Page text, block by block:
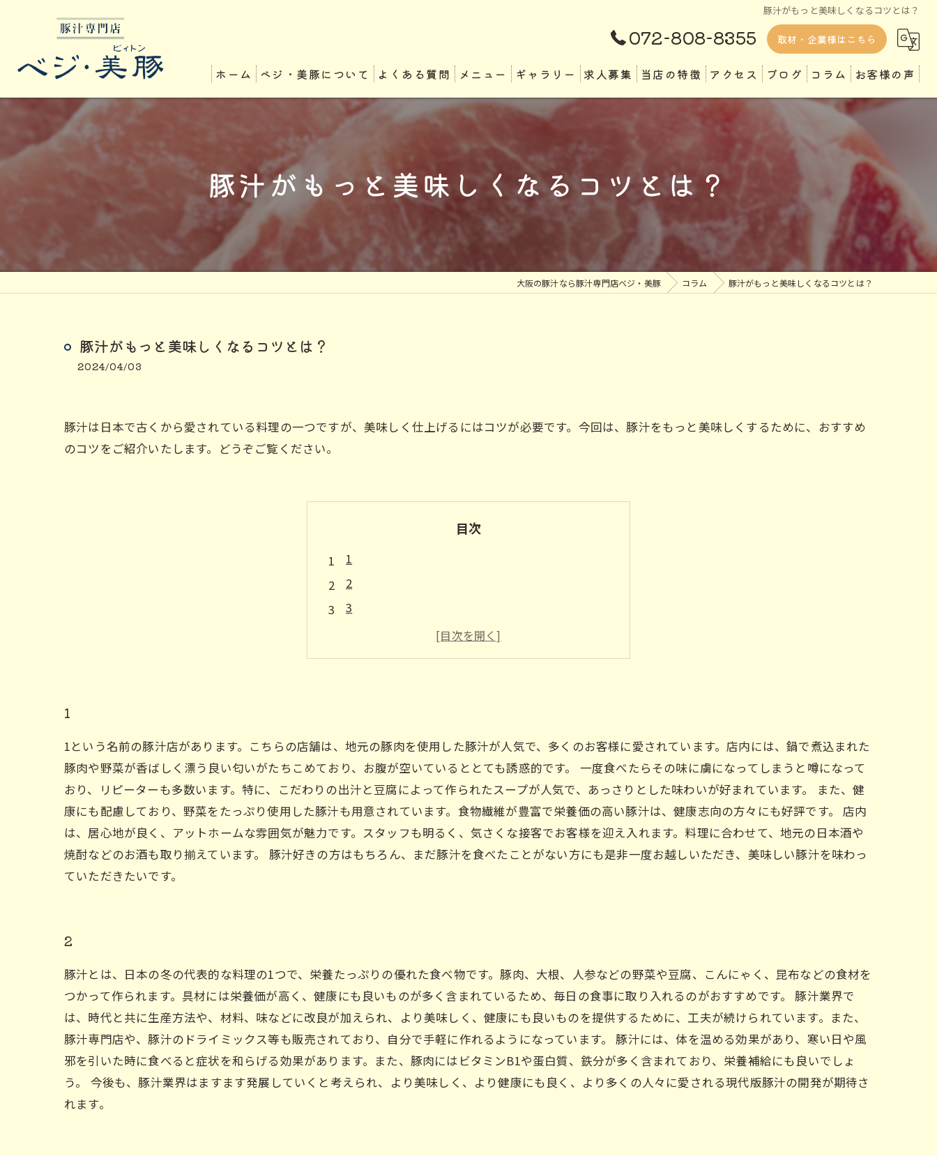
豚汁がもっと美味しくなるコツとは？
072-808-8355 取材・企業様はこちら
ホーム ベジ・美豚について よくある質問 メニュー ギャラリー 求人募集 当店の特徴
テイクアウト
専門店
定食
アクセス ブログ コラム お客様の声
豚汁がもっと美味しくなるコツとは？
大阪の豚汁なら豚汁専門店ベジ・美豚 コラム 豚汁がもっと美味しくなるコツとは？
豚汁がもっと美味しくなるコツとは？
2024/04/03
豚汁は日本で古くから愛されている料理の一つですが、美味しく仕上げるにはコツが必要です。今回は、豚汁をもっと美味しくするために、おすすめ
のコツをご紹介いたします。どうぞご覧ください。
目次
1
2
3
5
1
1という名前の豚汁店があります。こちらの店舗は、地元の豚肉を使用した豚汁が人気で、多くのお客様に愛されています。店内には、鍋で煮込まれた
豚肉や野菜が香ばしく漂う良い匂いがたちこめており、お腹が空いているととても誘惑的です。 一度食べたらその味に虜になってしまうと噂になって
おり、リピーターも多数います。特に、こだわりの出汁と豆腐によって作られたスープが人気で、あっさりとした味わいが好まれています。 また、健
康にも配慮しており、野菜をたっぷり使用した豚汁も用意されています。食物繊維が豊富で栄養価の高い豚汁は、健康志向の方々にも好評です。 店内
は、居心地が良く、アットホームな雰囲気が魅力です。スタッフも明るく、気さくな接客でお客様を迎え入れます。料理に合わせて、地元の日本酒や
焼酎などのお酒も取り揃えています。 豚汁好きの方はもちろん、まだ豚汁を食べたことがない方にも是非一度お越しいただき、美味しい豚汁を味わっ
ていただきたいです。
2
豚汁とは、日本の冬の代表的な料理の1つで、栄養たっぷりの優れた食べ物です。豚肉、大根、人参などの野菜や豆腐、こんにゃく、昆布などの食材を
つかって作られます。具材には栄養価が高く、健康にも良いものが多く含まれているため、毎日の食事に取り入れるのがおすすめです。 豚汁業界で
は、時代と共に生産方法や、材料、味などに改良が加えられ、より美味しく、健康にも良いものを提供するために、工夫が続けられています。また、
豚汁専門店や、豚汁のドライミックス等も販売されており、自分で手軽に作れるようになっています。 豚汁には、体を温める効果があり、寒い日や風
邪を引いた時に食べると症状を和らげる効果があります。また、豚肉にはビタミンB1や蛋白質、鉄分が多く含まれており、栄養補給にも良いでしょ
う。 今後も、豚汁業界はますます発展していくと考えられ、より美味しく、より健康にも良く、より多くの人々に愛される現代版豚汁の開発が期待さ
れます。